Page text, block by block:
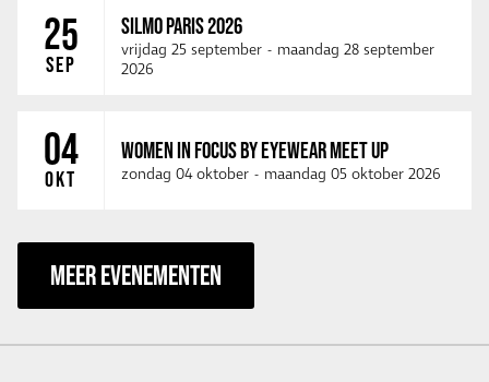
25
SEP
SILMO PARIS 2026
vrijdag 25 september - maandag 28 september
2026
04
OKT
WOMEN IN FOCUS BY EYEWEAR MEET UP
zondag 04 oktober - maandag 05 oktober 2026
MEER EVENEMENTEN